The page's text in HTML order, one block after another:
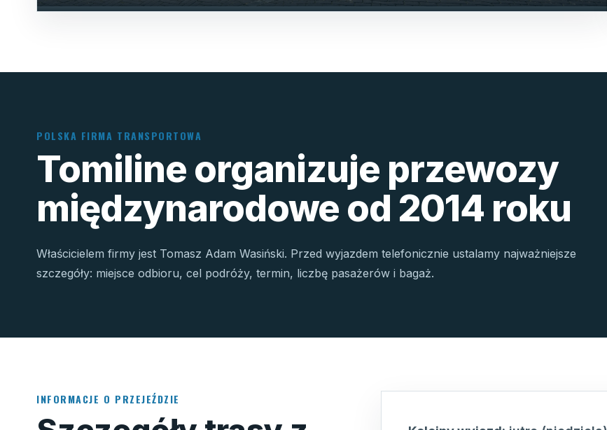
POLSKA FIRMA TRANSPORTOWA
Tomiline organizuje przewozy
międzynarodowe od 2014 roku
Właścicielem firmy jest Tomasz Adam Wasiński. Przed wyjazdem telefonicznie ustalamy najważniejsze
szczegóły: miejsce odbioru, cel podróży, termin, liczbę pasażerów i bagaż.
INFORMACJE O PRZEJEŹDZIE